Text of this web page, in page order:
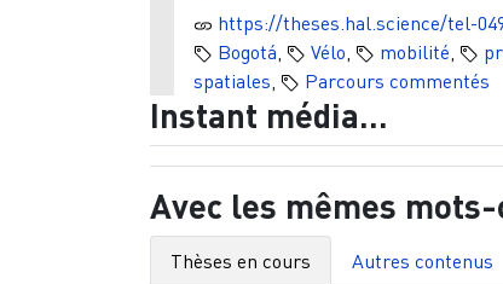
https://theses.hal.science/tel-
Bogotá
Vélo mobilité
spatiales
Parcours commentés
Instant média...
Avec les mêmes
Thèses en cours Autres contenus